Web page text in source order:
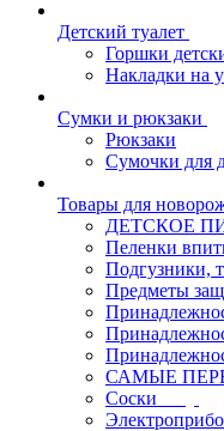
Детский туалет
Горшки
Накладки на
Сумки и рюкзаки
Рюкзаки
Сумочки для
Товары для
ДЕТСКОЕ
Пеленки
Подгузники,
Предметы
САМЫЕ
Соски